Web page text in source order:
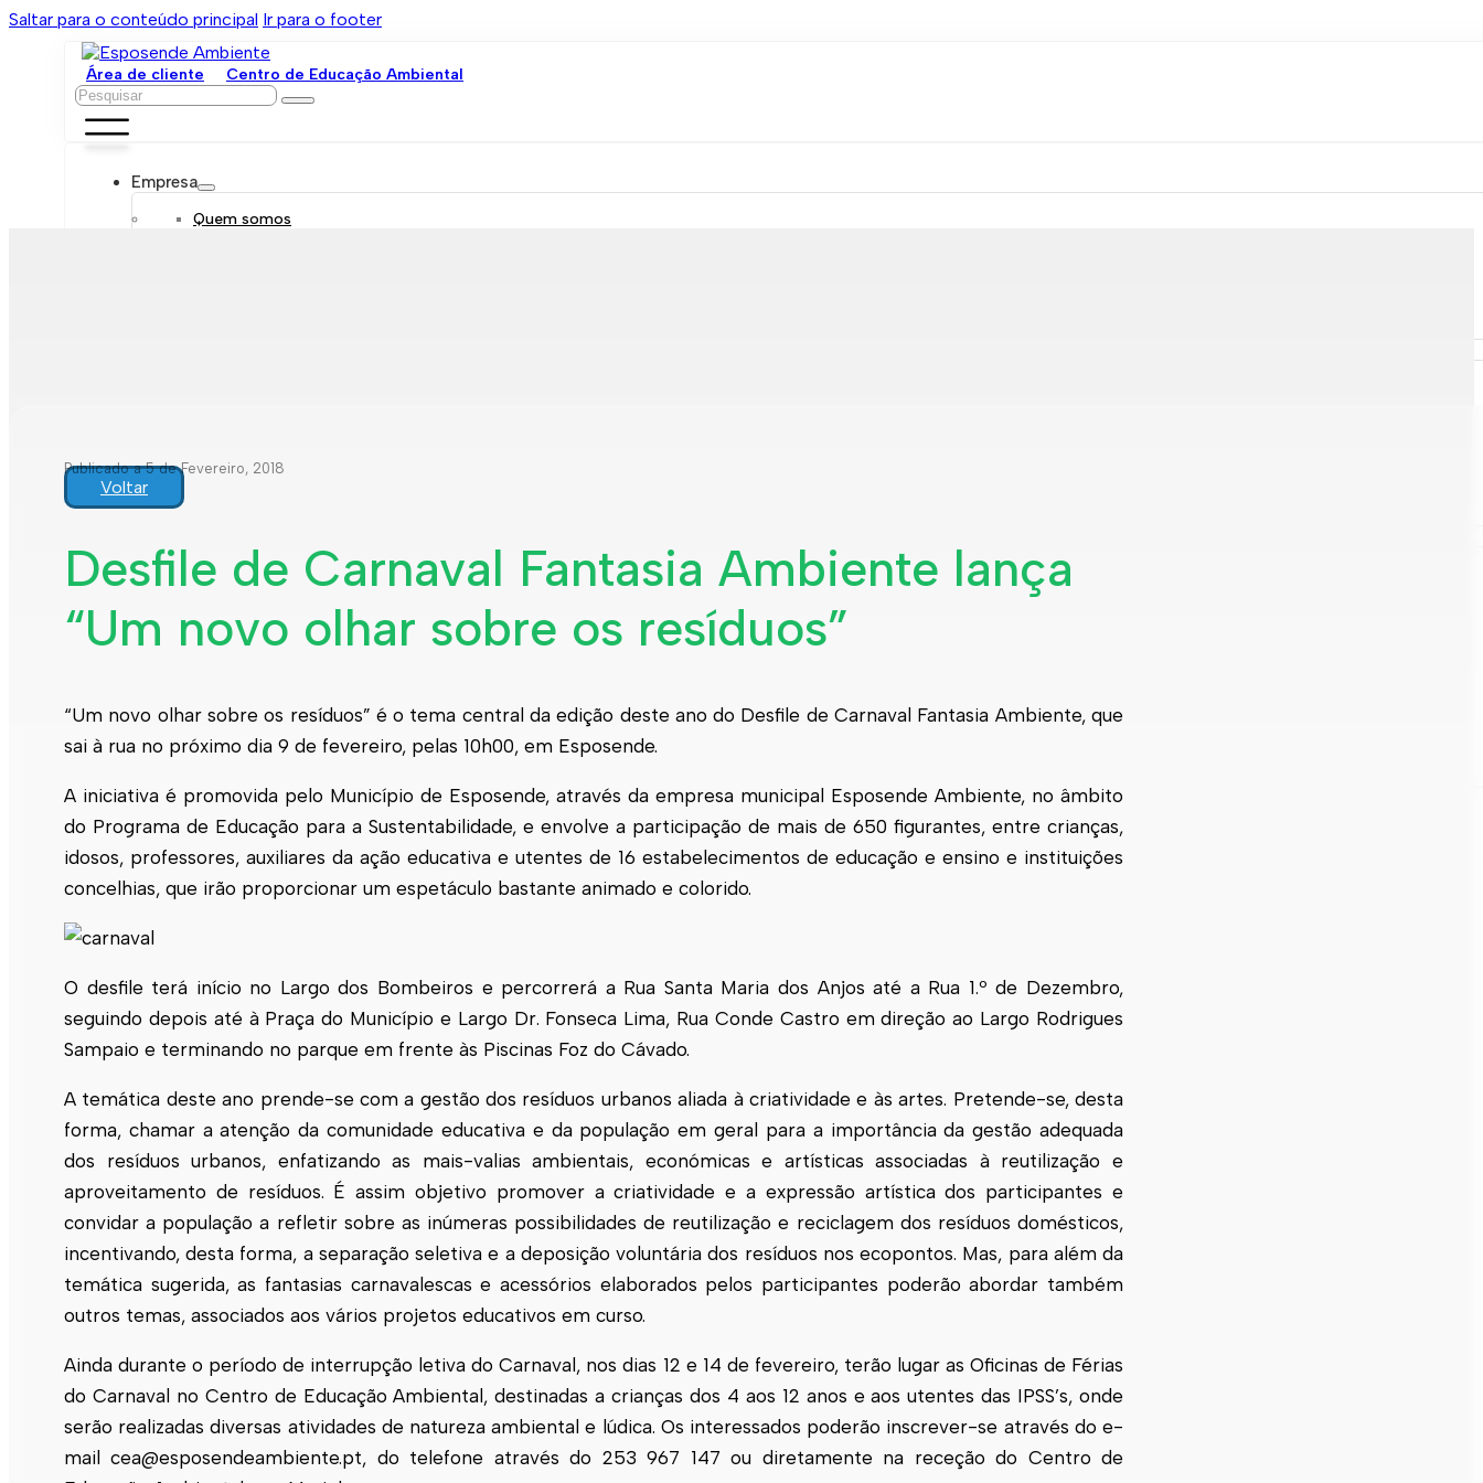
Saltar para o conteúdo principal Ir para o footer
Área de cliente Centro de Educação Ambiental
Pesquisar
Empresa
Quem somos
Recolha de resíduos
Comunicação de leituras
Rede de abastecimento de água
Rede de águas residuais
Rede de águas pluviais
Limpeza urbana
Gestão de resíduos
Empreitadas
Fontanários
Praias
Qualidade da água
Contactos
Publicado a 5 de Fevereiro, 2018
Voltar
Desfile de Carnaval Fantasia Ambiente lança
“Um novo olhar sobre os resíduos”
“Um novo olhar sobre os resíduos” é o tema central da edição deste ano do Desfile de Carnaval Fantasia Ambiente, que
sai à rua no próximo dia 9 de fevereiro, pelas 10h00, em Esposende.
A iniciativa é promovida pelo Município de Esposende, através da empresa municipal Esposende Ambiente, no âmbito
do Programa de Educação para a Sustentabilidade, e envolve a participação de mais de 650 figurantes, entre crianças,
idosos, professores, auxiliares da ação educativa e utentes de 16 estabelecimentos de educação e ensino e instituições
concelhias, que irão proporcionar um espetáculo bastante animado e colorido.
O desfile terá início no Largo dos Bombeiros e percorrerá a Rua Santa Maria dos Anjos até a Rua 1.º de Dezembro,
seguindo depois até à Praça do Município e Largo Dr. Fonseca Lima, Rua Conde Castro em direção ao Largo Rodrigues
Sampaio e terminando no parque em frente às Piscinas Foz do Cávado.
A temática deste ano prende-se com a gestão dos resíduos urbanos aliada à criatividade e às artes. Pretende-se, desta
forma, chamar a atenção da comunidade educativa e da população em geral para a importância da gestão adequada
dos resíduos urbanos, enfatizando as mais-valias ambientais, económicas e artísticas associadas à reutilização e
aproveitamento de resíduos. É assim objetivo promover a criatividade e a expressão artística dos participantes e
convidar a população a refletir sobre as inúmeras possibilidades de reutilização e reciclagem dos resíduos domésticos,
incentivando, desta forma, a separação seletiva e a deposição voluntária dos resíduos nos ecopontos. Mas, para além da
temática sugerida, as fantasias carnavalescas e acessórios elaborados pelos participantes poderão abordar também
outros temas, associados aos vários projetos educativos em curso.
Ainda durante o período de interrupção letiva do Carnaval, nos dias 12 e 14 de fevereiro, terão lugar as Oficinas de Férias
do Carnaval no Centro de Educação Ambiental, destinadas a crianças dos 4 aos 12 anos e aos utentes das IPSS’s, onde
serão realizadas diversas atividades de natureza ambiental e lúdica. Os interessados poderão inscrever-se através do e-
mail cea@esposendeambiente.pt, do telefone através do 253 967 147 ou diretamente na receção do Centro de